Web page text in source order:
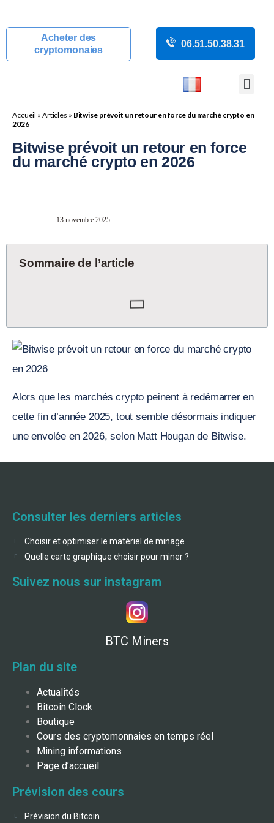
Acheter des
cryptomonaies
06.51.50.38.31
Accueil » Articles » Bitwise prévoit un retour en force du marché crypto en
2026
Bitwise prévoit un retour en force
du marché crypto en 2026
13 novembre 2025
Sommaire de l’article
Alors que les marchés crypto peinent à redémarrer en
cette fin d’année 2025, tout semble désormais indiquer
une envolée en 2026, selon Matt Hougan de Bitwise.
Consulter les derniers articles
Choisir et optimiser le matériel de minage
Quelle carte graphique choisir pour miner ?
Suivez nous sur instagram
BTC Miners
Plan du site
Actualités
Bitcoin Clock
Boutique
Cours des cryptomonnaies en temps réel
Mining informations
Page d’accueil
Prévision des cours
Prévision du Bitcoin